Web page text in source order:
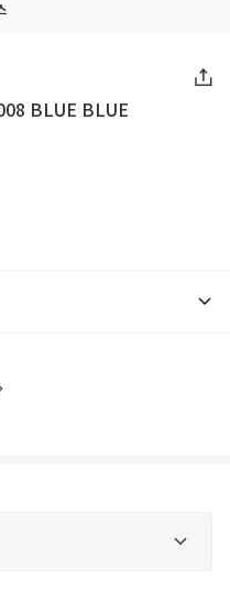
BLUE BLUE